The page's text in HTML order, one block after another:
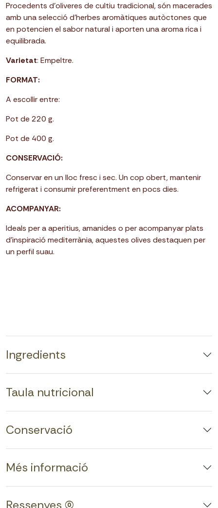
Procedents d’oliveres de cultiu tradicional, són macerades
amb una selecció d’herbes aromàtiques autòctones que
en potencien el sabor natural i aporten una aroma rica i
equilibrada.
Varietat: Empeltre.
FORMAT:
A escollir entre:
Pot de 220 g.
Pot de 400 g.
CONSERVACIÓ:
Conservar en un lloc fresc i sec. Un cop obert, mantenir
refrigerat i consumir preferentment en pocs dies.
ACOMPANYAR:
Ideals per a aperitius, amanides o per acompanyar plats
d’inspiració mediterrània, aquestes olives destaquen per
un perfil suau.
Ingredients
Taula nutricional
Conservació
Més informació
Ressenyes (0)